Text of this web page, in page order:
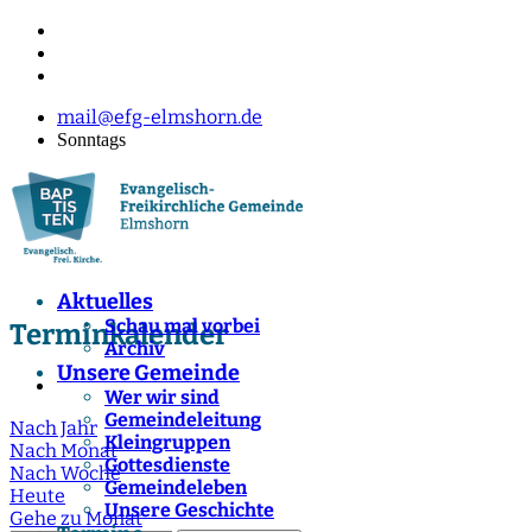
mail@efg-elmshorn.de
Sonntags
Aktuelles
Schau mal vorbei
Archiv
Unsere Gemeinde
Wer wir sind
Gemeindeleitung
Kleingruppen
Gottesdienste
Gemeindeleben
Unsere Geschichte
Terminkalender
Nach Jahr
Nach Monat
Nach Woche
Heute
Gehe zu Monat